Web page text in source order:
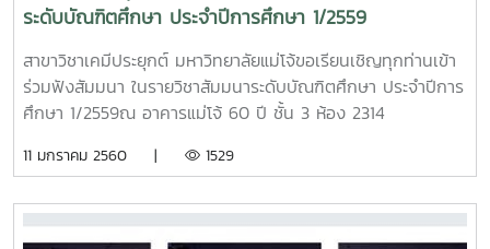
ระดับบัณฑิตศึกษา ประจำปีการศึกษา 1/2559
สาขาวิชาเคมีประยุกต์ มหาวิทยาลัยแม่โจ้ขอเรียนเชิญทุกท่านเข้า
ร่วมฟังสัมมนา ในรายวิชาสัมมนาระดับบัณฑิตศึกษา ประจำปีการ
ศึกษา 1/2559ณ อาคารแม่โจ้ 60 ปี ชั้น 3 ห้อง 2314
11 มกราคม 2560 | 1529